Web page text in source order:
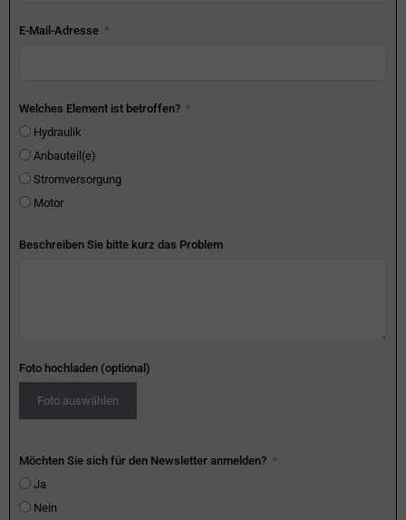
E-Mail-Adresse
Welches Element ist betroffen?
Hydraulik
Anbauteil(e)
Stromversorgung
Motor
Beschreiben Sie bitte kurz das Problem
Foto hochladen (optional)
Foto auswählen
Möchten Sie sich für den Newsletter anmelden?
Ja
Nein